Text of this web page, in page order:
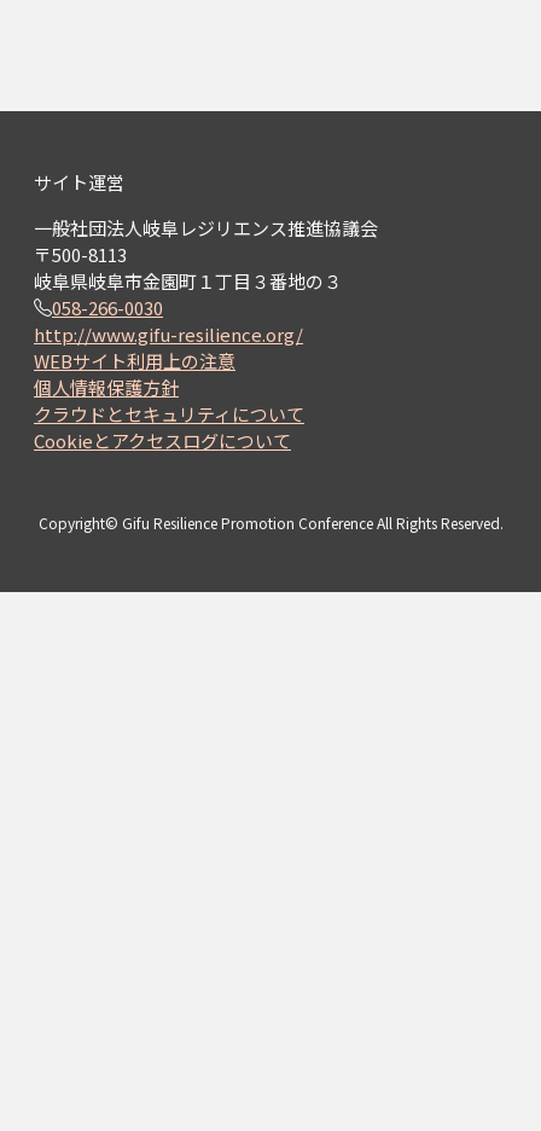
サイト運営
一般社団法人岐阜レジリエンス推進協議会
〒500-8113
岐阜県岐阜市金園町１丁目３番地の３
058-266-0030
http://www.gifu-resilience.org/
WEBサイト利用上の注意
個人情報保護方針
クラウドとセキュリティについて
Cookieとアクセスログについて
Copyright© Gifu Resilience Promotion Conference All Rights Reserved.